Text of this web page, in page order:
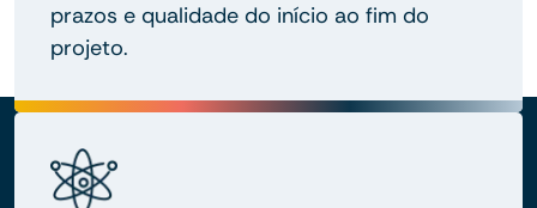
prazos e qualidade do início ao fim do
projeto.